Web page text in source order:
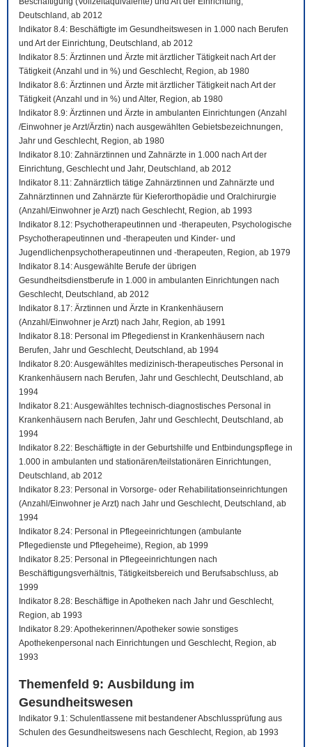
Deutschland, ab 2012
Indikator 8.4: Beschäftigte im Gesundheitswesen in 1.000 nach Berufen
und Art der Einrichtung, Deutschland, ab 2012
Indikator 8.5: Ärztinnen und Ärzte mit ärztlicher Tätigkeit nach Art der
Tätigkeit (Anzahl und in %) und Geschlecht, Region, ab 1980
Indikator 8.6: Ärztinnen und Ärzte mit ärztlicher Tätigkeit nach Art der
Tätigkeit (Anzahl und in %) und Alter, Region, ab 1980
Indikator 8.9: Ärztinnen und Ärzte in ambulanten Einrichtungen (Anzahl
/Einwohner je Arzt/Ärztin) nach ausgewählten Gebietsbezeichnungen,
Jahr und Geschlecht, Region, ab 1980
Indikator 8.10: Zahnärztinnen und Zahnärzte in 1.000 nach Art der
Einrichtung, Geschlecht und Jahr, Deutschland, ab 2012
Indikator 8.11: Zahnärztlich tätige Zahnärztinnen und Zahnärzte und
Zahnärztinnen und Zahnärzte für Kieferorthopädie und Oralchirurgie
(Anzahl/Einwohner je Arzt) nach Geschlecht, Region, ab 1993
Indikator 8.12: Psychotherapeutinnen und -therapeuten, Psychologische
Psychotherapeutinnen und -therapeuten und Kinder- und
Jugendlichenpsychotherapeutinnen und -therapeuten, Region, ab 1979
Indikator 8.14: Ausgewählte Berufe der übrigen
Gesundheitsdienstberufe in 1.000 in ambulanten Einrichtungen nach
Geschlecht, Deutschland, ab 2012
Indikator 8.17: Ärztinnen und Ärzte in Krankenhäusern
(Anzahl/Einwohner je Arzt) nach Jahr, Region, ab 1991
Indikator 8.18: Personal im Pflegedienst in Krankenhäusern nach
Berufen, Jahr und Geschlecht, Deutschland, ab 1994
Indikator 8.20: Ausgewähltes medizinisch-therapeutisches Personal in
Krankenhäusern nach Berufen, Jahr und Geschlecht, Deutschland, ab
1994
Indikator 8.21: Ausgewähltes technisch-diagnostisches Personal in
Krankenhäusern nach Berufen, Jahr und Geschlecht, Deutschland, ab
1994
Indikator 8.22: Beschäftigte in der Geburtshilfe und Entbindungspflege in
1.000 in ambulanten und stationären/teilstationären Einrichtungen,
Deutschland, ab 2012
Indikator 8.23: Personal in Vorsorge- oder Rehabilitationseinrichtungen
(Anzahl/Einwohner je Arzt) nach Jahr und Geschlecht, Deutschland, ab
1994
Indikator 8.24: Personal in Pflegeeinrichtungen (ambulante
Pflegedienste und Pflegeheime), Region, ab 1999
Indikator 8.25: Personal in Pflegeeinrichtungen nach
Beschäftigungsverhältnis, Tätigkeitsbereich und Berufsabschluss, ab
1999
Indikator 8.28: Beschäftige in Apotheken nach Jahr und Geschlecht,
Region, ab 1993
Indikator 8.29: Apothekerinnen/Apotheker sowie sonstiges
Apothekenpersonal nach Einrichtungen und Geschlecht, Region, ab
1993
Themenfeld 9: Ausbildung im
Gesundheitswesen
Indikator 9.1: Schulentlassene mit bestandener Abschlussprüfung aus
Schulen des Gesundheitswesens nach Geschlecht, Region, ab 1993